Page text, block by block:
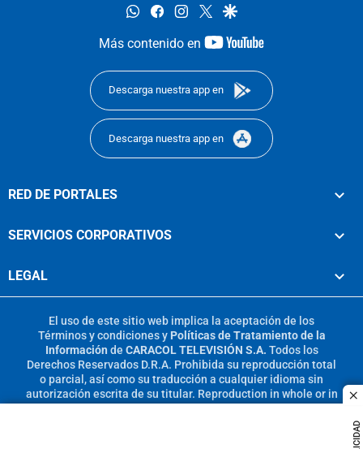
whatsappfacebookinstagram
twittergoogle
Más contenido en
youtube-
Descarga nuestra app en
Descarga nuestra app en
RED DE PORTALES
SERVICIOS CORPORATIVOS
LEGAL
El uso de este sitio web implica la aceptación de los
Términos y condicionesy Políticas de Tratamiento de la
Información de CARACOL TELEVISIÓN S.A. Todos los
Derechos Reservados D.R.A. Prohibida su reproducción total
o parcial, así como su traducción a cualquier idioma sin
autorización escrita de su titular. Reproduction in whole or in